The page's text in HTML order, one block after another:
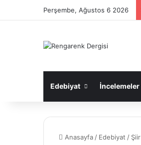
Perşembe, Ağustos 6 2026
Edebiyat İncelemeler
Anasayfa / Edebiyat / Şiir